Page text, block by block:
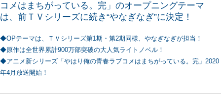
コメはまちがっている。完」のオープニングテーマ
は、前ＴＶシリーズに続き“やなぎなぎ”に決定！
◆OPテーマは、ＴＶシリーズ第1期・第2期同様、やなぎなぎが担当！
◆原作は全世界累計900万部突破の大人気ライトノベル！
◆アニメ新シリーズ「やはり俺の青春ラブコメはまちがっている。完」2020
年4月放送開始！